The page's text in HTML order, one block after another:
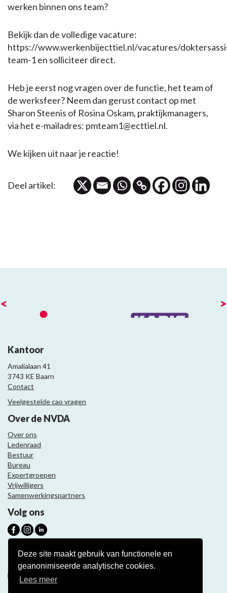
Deze site maakt gebruik van functionele en
geanonimiseerde analytische cookies.
Lees meer
werken binnen ons team?
Bekijk dan de volledige vacature:
https://www.werkenbijecttiel.nl/vacatures/
team-1 en solliciteer direct.
Heb je eerst nog vragen over de functie, het team of
de werksfeer? Neem dan gerust contact op met
Sharon Steenis of Rosina Oskam, praktijkmanagers,
via het e-mailadres: pmteam1@ecttiel.nl.
We kijken uit naar je reactie!
Deel artikel:
< >
Kantoor
Amalialaan 41
3743 KE Baarn
Contact
Veelgestelde cao vragen
Over de NVDA
Over ons
Ledenraad
Bestuur
Bureau
Expertgroepen
Vrijwilligers
Samenwerkingspartners
Volg ons
Nieuwsbrief
Meld je aan